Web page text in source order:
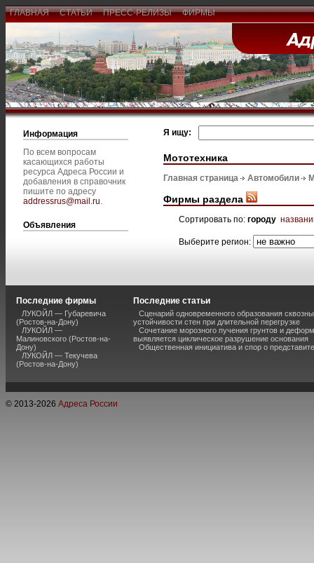
ГЛАВНАЯ СТАТЬИ ПРЕСС-РЕЛИЗЫ ФИРМЫ
Информация
По всем вопросам
касающихся работы
ресурса Адреса России и
добавления в справочник
пишите по адресу
addressrus@mail.ru.
Объявления
Я ищу:
Мототехника
Главная страница Автомобили
Фирмы раздела
Сортировать по: городу
Выберите регион:
Последние фирмы
ЛУКОЙЛ — Губаревича
(Ростов-на-Дону)
ЛУКОЙЛ —
Малиновского (Ростов-на-
Дону)
ЛУКОЙЛ — Текучева
(Ростов-на-Дону)
Последние статьи
Сценарий одновременного образования
устойчивости стен при длительной перегрузке
Сочетание морозного пучения грунтов и
выявляется циклическое разрушение основания
Общественная инициатива и спор о
© 2013-2026 Адреса России